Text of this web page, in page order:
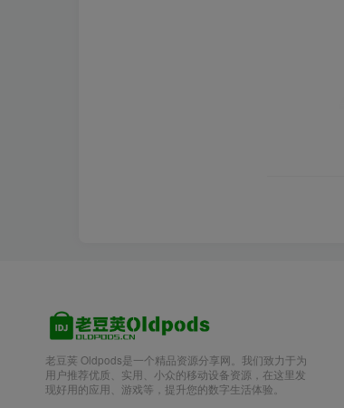
老豆荚 Oldpods是一个精品资源分享网。我们致力于为
用户推荐优质、实用、小众的移动设备资源，在这里发
现好用的应用、游戏等，提升您的数字生活体验。